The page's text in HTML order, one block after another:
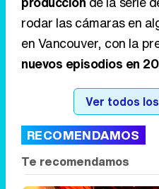
Ver todos
RECOMENDAMOS